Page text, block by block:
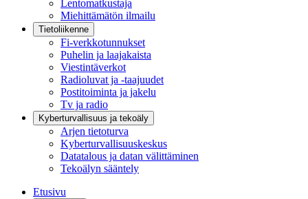
Lentomatkustaja
Miehittämätön ilmailu
Tietoliikenne
Fi-verkkotunnukset
Puhelin ja laajakaista
Viestintäverkot
Radioluvat ja -taajuudet
Postitoiminta ja jakelu
Tv ja radio
Kyberturvallisuus ja tekoäly
Arjen tietoturva
Kyberturvallisuuskeskus
Datatalous ja datan välittäminen
Tekoälyn sääntely
Etusivu